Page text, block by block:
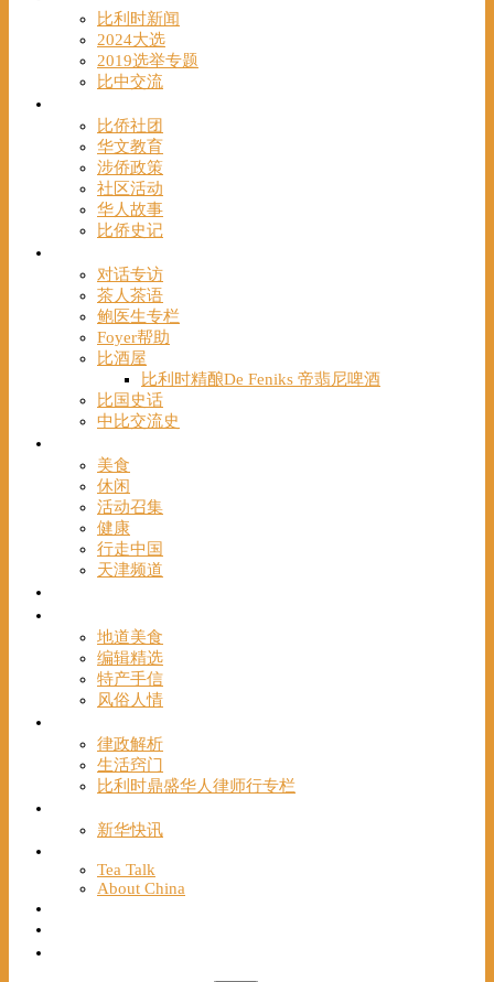
比利时新闻
2024大选
2019选举专题
比中交流
比侨社团
华文教育
涉侨政策
社区活动
华人故事
比侨史记
对话专访
茶人茶语
鲍医生专栏
Foyer帮助
比酒屋
比利时精酿De Feniks 帝翡尼啤酒
比国史话
中比交流史
美食
休闲
活动召集
健康
行走中国
天津频道
地道美食
编辑精选
特产手信
风俗人情
律政解析
生活窍门
比利时鼎盛华人律师行专栏
新华快讯
Tea Talk
About China